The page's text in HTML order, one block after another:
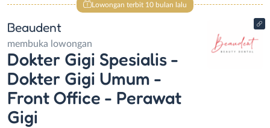
Lowongan terbit 10 bulan lalu
Beaudent
membuka lowongan
Dokter Gigi Spesialis -
Dokter Gigi Umum -
Front Office - Perawat
Gigi